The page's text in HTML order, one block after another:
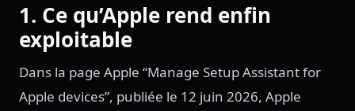
1. Ce qu’Apple rend enfin
exploitable
Dans la page Apple “Manage Setup Assistant for
Apple devices”, publiée le 12 juin 2026, Apple